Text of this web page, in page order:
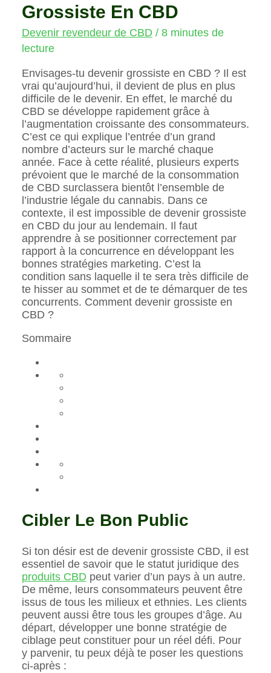
Grossiste En CBD
Devenir revendeur de CBD / 8 minutes de
lecture
Envisages-tu devenir grossiste en CBD ? Il est
vrai qu’aujourd’hui, il devient de plus en plus
difficile de le devenir. En effet, le marché du
CBD se développe rapidement grâce à
l’augmentation croissante des consommateurs.
C’est ce qui explique l’entrée d’un grand
nombre d’acteurs sur le marché chaque
année. Face à cette réalité, plusieurs experts
prévoient que le marché de la consommation
de CBD surclassera bientôt l’ensemble de
l’industrie légale du cannabis. Dans ce
contexte, il est impossible de devenir grossiste
en CBD du jour au lendemain. Il faut
apprendre à se positionner correctement par
rapport à la concurrence en développant les
bonnes stratégies marketing. C’est la
condition sans laquelle il te sera très difficile de
te hisser au sommet et de te démarquer de tes
concurrents. Comment devenir grossiste en
CBD ?
Sommaire
Cibler Le Bon Public
Si ton désir est de devenir grossiste CBD, il est
essentiel de savoir que le statut juridique des
produits CBD peut varier d’un pays à un autre.
De même, leurs consommateurs peuvent être
issus de tous les milieux et ethnies. Les clients
peuvent aussi être tous les groupes d’âge. Au
départ, développer une bonne stratégie de
ciblage peut constituer pour un réel défi. Pour
y parvenir, tu peux déjà te poser les questions
ci-après :